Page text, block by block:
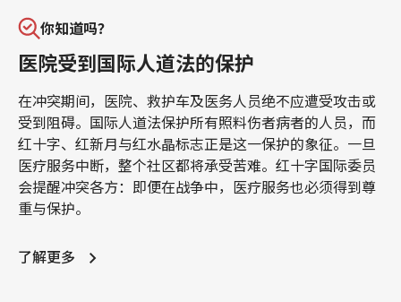
你知道吗？
医院受到国际人道法的保护
在冲突期间，医院、救护车及医务人员绝不应遭受攻击或
受到阻碍。国际人道法保护所有照料伤者病者的人员，而
红十字、红新月与红水晶标志正是这一保护的象征。一旦
医疗服务中断，整个社区都将承受苦难。红十字国际委员
会提醒冲突各方：即便在战争中，医疗服务也必须得到尊
重与保护。
了解更多